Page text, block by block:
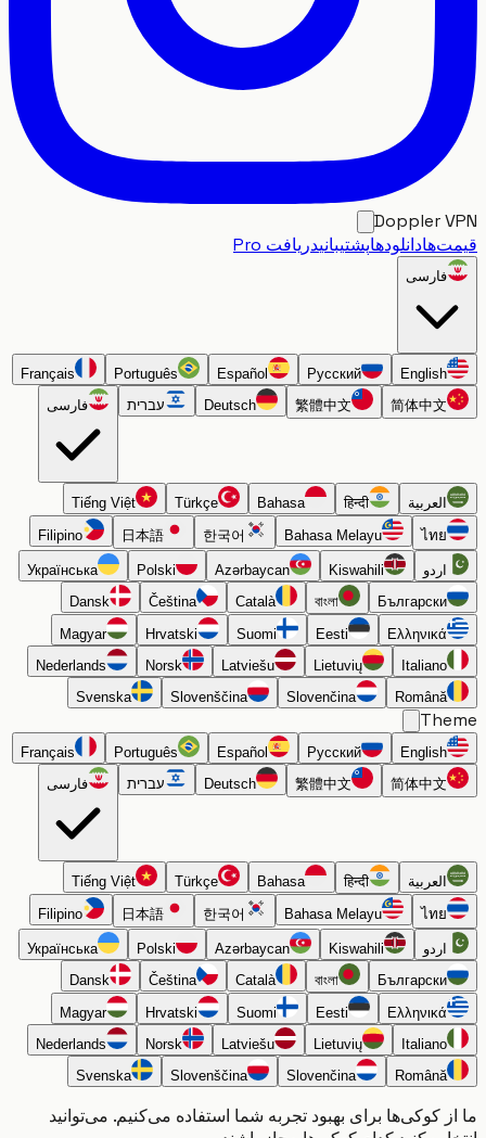
Doppler
دانلودهاپشتیبانیدریافت Pro
فارسی
English
Русский
Español
Português
Français
简体中文
繁體中文
Deutsch עברית فارسی
العربية हिन्दी
Bahasa
Türkçe
Tiếng Việt
ไทย
Bahasa Melayu
한국어
日本語
Filipino
اردو Kiswahili
Azərbaycan
Polski
Українська
Български
বাংলা
Català
Čeština
Dansk
Ελληνικά
Eesti
Suomi
Hrvatski
Magyar
Italiano
Lietuvių
Latviešu
Norsk
Nederlands
Română
Slovenčina
Slovenščina
Svenska
English
Русский
Español
Português
Français
简体中文
繁體中文
Deutsch עברית فارسی
العربية हिन्दी
Bahasa
Türkçe
Tiếng Việt
ไทย
Bahasa Melayu
한국어
日本語
Filipino
اردو Kiswahili
Azərbaycan
Polski
Українська
Български
বাংলা
Català
Čeština
Dansk
Ελληνικά
Eesti
Suomi
Hrvatski
Magyar
Italiano
Lietuvių
Latviešu
Norsk
Nederlands
Română
Slovenčina
Slovenščina
Svenska
کوکی‌ها برای بهبود تجربه شما استفاده می‌کنیم. می‌توانید